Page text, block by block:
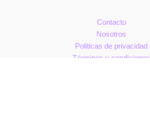
Contacto
Nosotros
Politicas de privacidad
Términos y condiciones